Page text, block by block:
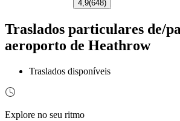
4,9(648)
Traslados particulares de/
aeroporto de Heathrow
Traslados disponíveis
Explore no seu ritmo